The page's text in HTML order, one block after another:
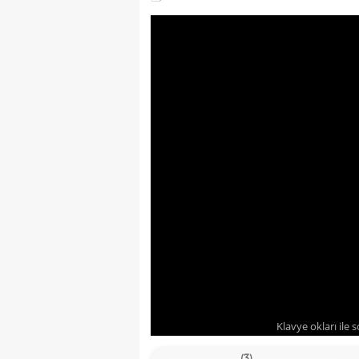
Klavye okları ile